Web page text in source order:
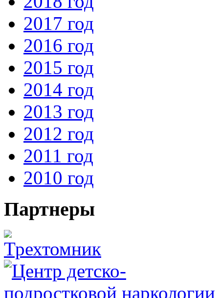
2017 год
2016 год
2015 год
2014 год
2013 год
2012 год
2011 год
2010 год
Партнеры